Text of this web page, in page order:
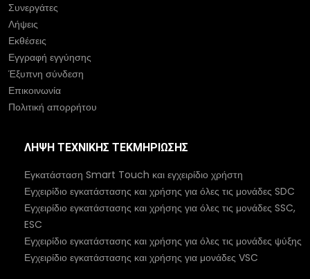
Συνεργάτες
Λήψεις
Εκθέσεις
Εγγραφή εγγύησης
Έξυπνη σύνδεση
Επικοινωνία
Πολιτική απορρήτου
ΛΉΨΗ ΤΕΧΝΙΚΉΣ ΤΕΚΜΗΡΊΩΣΗΣ
Εγκατάσταση Smart Touch και εγχειρίδιο χρήστη
Εγχειρίδιο εγκατάστασης και χρήσης για όλες τις μονάδες SDC
Εγχειρίδιο εγκατάστασης και χρήσης για όλες τις μονάδες SSC,
ESC
Εγχειρίδιο εγκατάστασης και χρήσης για όλες τις μονάδες ψύξης
Εγχειρίδιο εγκατάστασης και χρήσης για μονάδες VSC